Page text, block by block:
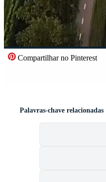
Compartilhar no Pinterest
Palavras-chave relacionadas